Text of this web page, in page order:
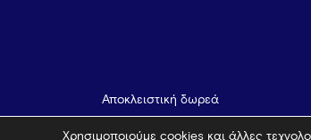
Αποκλειστική δωρεά
Χρησιμοποιούμε cookies και άλλες